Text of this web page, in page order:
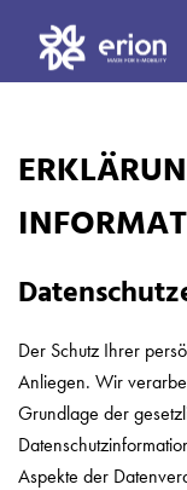
Der Schutz Ihrer
Anliegen. Wir
Grundlage der
Aspekte der